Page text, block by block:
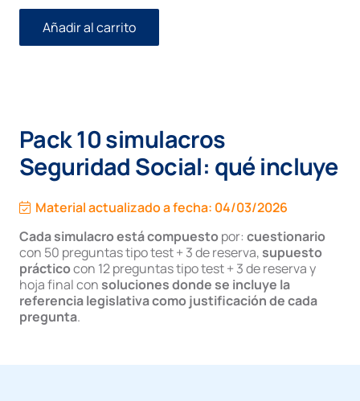
original
Simulacros
interna
cantidad
Añadir al carrito
Pack 10 simulacros
Seguridad Social: qué incluye
Material actualizado a fecha: 04/03/2026
Cada simulacro está compuestopor: cuestionario
con 50 preguntas tipo test + 3 de reserva, supuesto
prácticocon 12 preguntas tipo test + 3 de reserva y
hoja final con soluciones donde se incluye la
referencia legislativa como justificación de cada
pregunta.